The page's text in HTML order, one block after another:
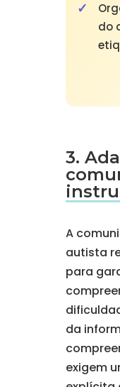
do
3.
A
autista
para
da
exigem